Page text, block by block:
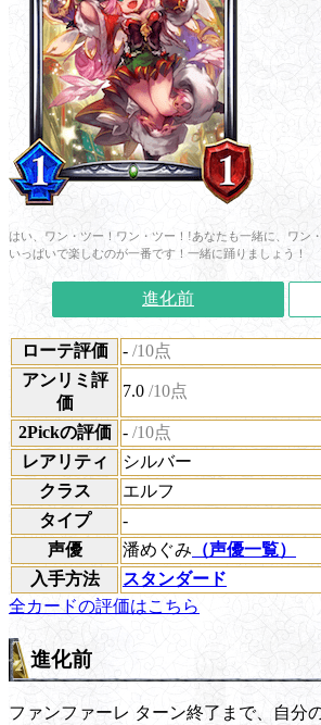
はい、ワン・ツー！ワン・ツー！!あなたも一緒に、ワン
いっぱいで楽しむのが一番です！一緒に踊りましょう！
進化前
ローテ評価 - /10点
アンリミ評
価
7.0 /10点
2Pickの評価 - /10点
レアリティ
シルバー
クラス
エルフ
タイプ
-
声優
潘めぐみ （声優一覧）
入手方法
スタンダード
全カードの評価はこちら
進化前
ファンファーレ ターン終了まで、自分